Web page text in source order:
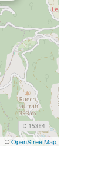
| ©OpenStreetMap